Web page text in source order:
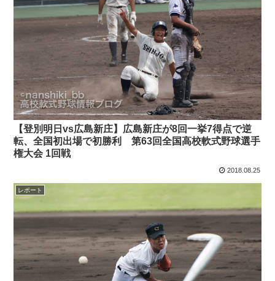
【登別明日vs広島新庄】広島新庄が8回一挙7得点で逆
転、全国初出場で初勝利 第63回全国高校軟式野球選手
権大会 1回戦
2018.08.25
レポート